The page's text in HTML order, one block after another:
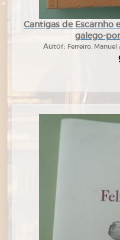
Cantigas de Escarnho
galego-
Autor: Ferreiro,